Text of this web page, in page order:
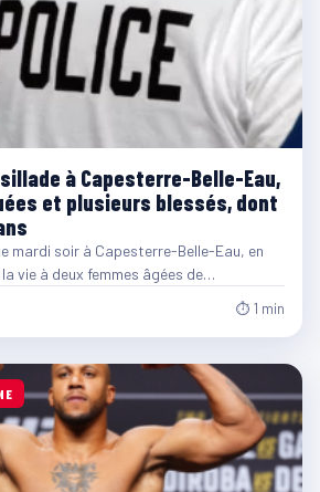
à Capesterre-Belle-Eau,
et plusieurs blessés, dont
mardi soir à Capesterre-Belle-Eau, en
vie à deux femmes âgées de…
⏱ 1 min